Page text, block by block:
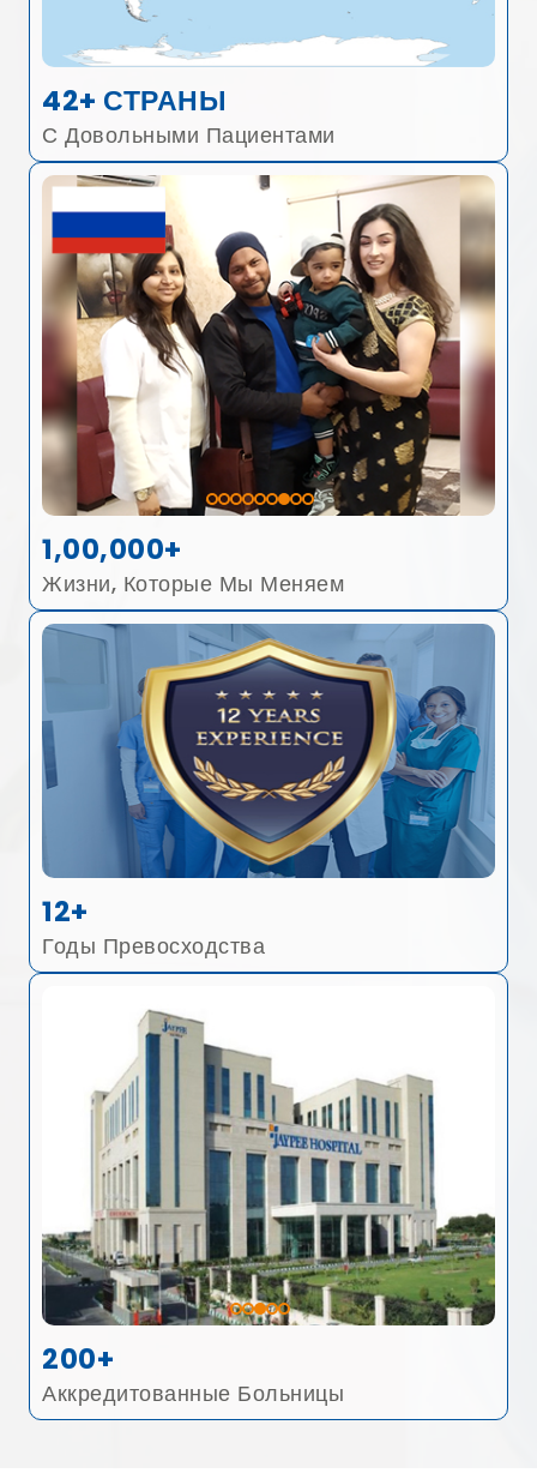
42+ СТРАНЫ
С Довольными Пациентами
1,00,000+
Жизни, Которые Мы Меняем
12+
Годы Превосходства
200+
Аккредитованные Больницы